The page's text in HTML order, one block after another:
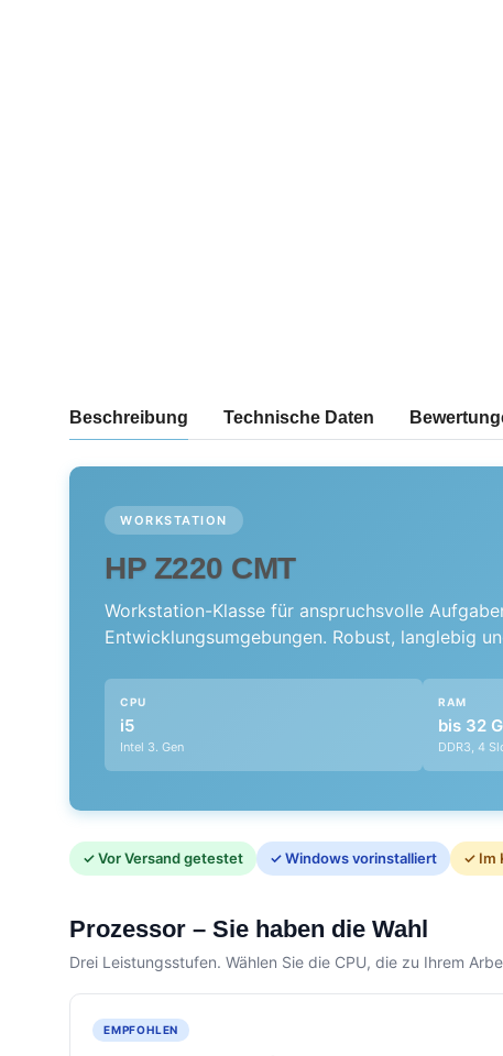
Beschreibung Technische Daten
WORKSTATION
HP Z220 CMT
Workstation-Klasse für anspruchsvolle
Entwicklungsumgebungen. Robust, langlebig
CPU
i5
Intel 3. Gen
RAM
bis 32
DDR3, 4
✓ Vor Versand getestet ✓ Windows vorinstalliert ✓ Im
Prozessor – Sie haben die Wahl
Drei Leistungsstufen. Wählen Sie die CPU, die zu Ihrem
EMPFOHLEN